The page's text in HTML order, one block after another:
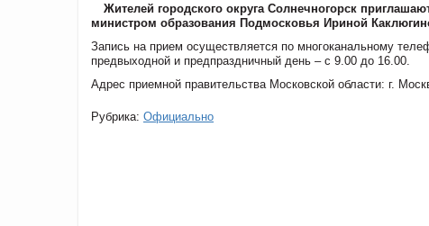
Жителей городского округа Солнечногорск
министром образования Подмосковья Ириной
Запись на прием осуществляется по многоканальному
предвыходной и предпраздничный день – с 9.00 до 16.00.
Адрес приемной правительства Московской области: г.
Рубрика: Официально